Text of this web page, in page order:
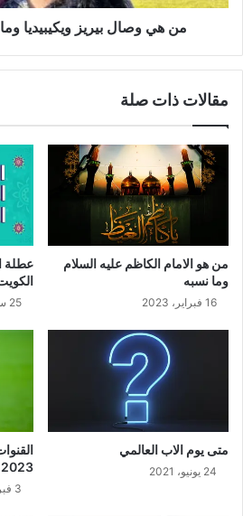
من هي وصال بيريز ويكيبيديا
مقالات ذات صلة
من هو الامام الكاظم عليه السلام
وما نسبه
16 فبراير، 2023
عطلة
الكويت 2023 “المدة
25 سبتمبر، 2023
متى يوم الاب العالمي
24 يونيو، 2021
2023 على النايل سات
3 فبراير، 2023